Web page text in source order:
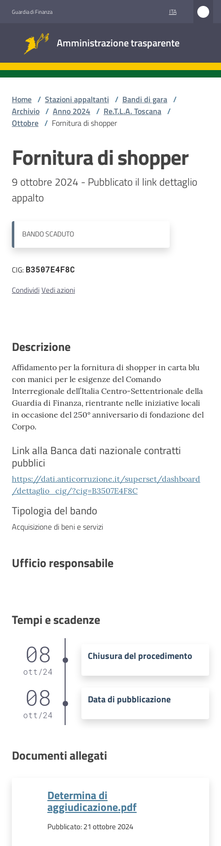
Guardia di Finanza ITA
Amministrazione trasparente
trasparente
Accesso
Stazioni
appaltanti
Contatti
Home / Stazioni appaltanti / Bandi di gara /
Archivio / Anno 2024 / Re.T.L.A. Toscana /
Ottobre / Fornitura di shopper
Salta al contenuto
Fornitura di shopper
9 ottobre 2024 - Pubblicato il link dettaglio
appalto
BANDOSCADUTO
CIG: B3507E4F8C
CondividiVedi azioni
Descrizione
Affidamento per la fornitura di shopper in carta blu
con manici per le esigenze del Comando
Interregionale dell’Italia Centro-Settentrionale della
Guardia di Finanza, rientrante nelle iniziative locali
in occasione del 250° anniversario di fondazione del
Corpo.
Link alla Banca dati nazionale contratti
pubblici
https://dati.anticorruzione.it/superset/dashboard
/dettaglio_cig/?cig=B3507E4F8C
Tipologia del bando
Acquisizione di beni e servizi
Ufficio responsabile
Tempi e scadenze
08
ott /24
Chiusura del procedimento
08
ott /24
Data di pubblicazione
Documenti allegati
Determina di
aggiudicazione.pdf
Pubblicato:21 ottobre 2024